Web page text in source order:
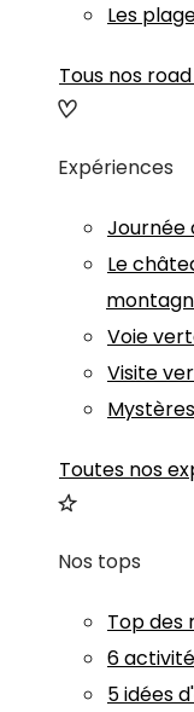
Les
Tous nos
Expériences
Journée
Le
Voie
Visite
Toutes nos
Nos tops
Top des
6
5 idées